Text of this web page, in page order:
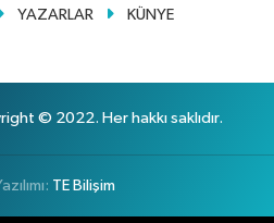
YAZARLAR KÜNYE
© 2022. Her hakkı saklıdır.
TE Bilişim